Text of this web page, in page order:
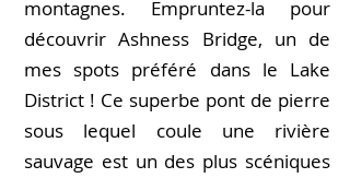
montagnes. Empruntez-la pour
découvrir Ashness Bridge, un de
mes spots préféré dans le Lake
District ! Ce superbe pont de pierre
sous lequel coule une rivière
sauvage est un des plus scéniques